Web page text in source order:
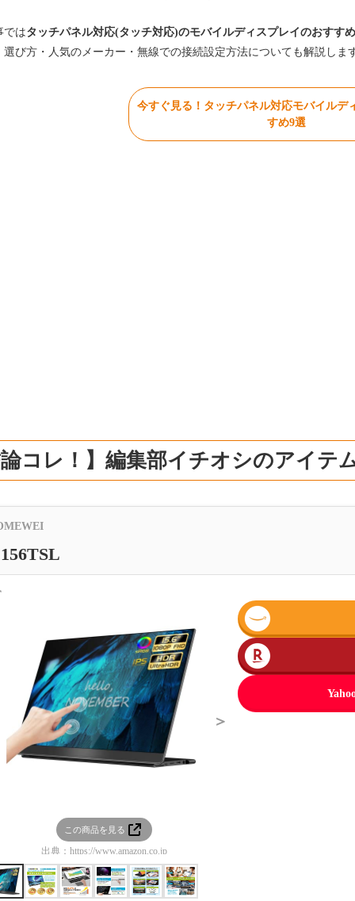
ではタッチパネル対応(タッチ対応)のモバイルディスプレイのおすす
選び方・人気のメーカー・無線での接続設定方法についても解説しま
今すぐ見る！タッチパネル対応モバイルデ
すめ9選
コレ！】編集部イチオシのアイテ
この商品を見る
出典： https://www.amazon.co.jp
＞